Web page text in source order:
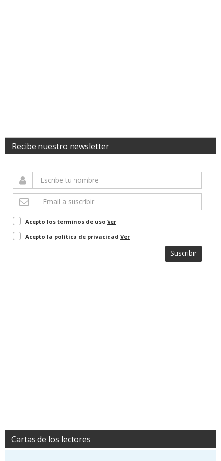
Recibe nuestro newsletter
Acepto los terminos de uso Ver
Acepto la política de privacidad Ver
Suscribir
Cartas de los lectores